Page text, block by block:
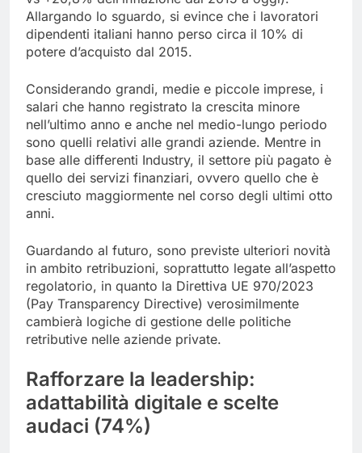
Allargando lo sguardo, si evince che i lavoratori
dipendenti italiani hanno perso circa il 10% di
potere d’acquisto dal 2015.
Considerando grandi, medie e piccole imprese, i
salari che hanno registrato la crescita minore
nell’ultimo anno e anche nel medio-lungo periodo
sono quelli relativi alle grandi aziende. Mentre in
base alle differenti Industry, il settore più pagato è
quello dei servizi finanziari, ovvero quello che è
cresciuto maggiormente nel corso degli ultimi otto
anni.
Guardando al futuro, sono previste ulteriori novità
in ambito retribuzioni, soprattutto legate all’aspetto
regolatorio, in quanto la Direttiva UE 970/2023
(Pay Transparency Directive) verosimilmente
cambierà logiche di gestione delle politiche
retributive nelle aziende private.
Rafforzare la leadership:
adattabilità digitale e scelte
audaci (74%)